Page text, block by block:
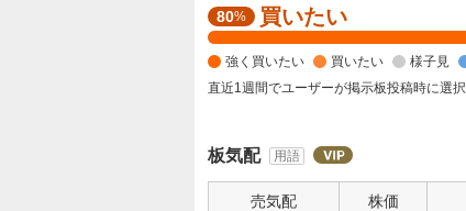
強
く
買
い
4
0
80% 買いたい
強く買いたい 買いたい 様子見
直近1週間でユーザーが掲示板投稿時に選
板気配 用語
売気配 株価